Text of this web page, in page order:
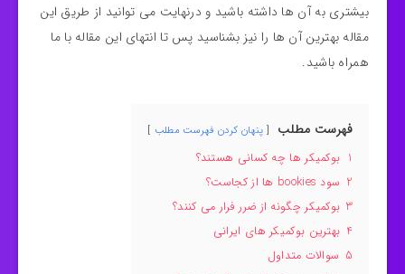
بیشتری به آن‌ ها داشته باشید و درنهایت می‌ توانید از طریق این
مقاله بهترین آن‌ ها را نیز بشناسید پس تا انتهای این مقاله با ما
همراه باشید.
فهرست مطلب پنهان کردن فهرست مطلب
1 بوكميكر ها چه کسانی هستند؟
2 سود bookies ها از کجاست؟
3 بوكميكر چگونه از ضرر فرار می کنند؟
4 بهترین بوكميكر های ایرانی
5 سوالات متداول